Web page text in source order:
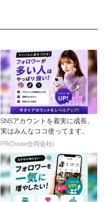
SNSアカウントを着実に成長。
実はみんなココ使ってます。
PR(Dreaw合同会社)